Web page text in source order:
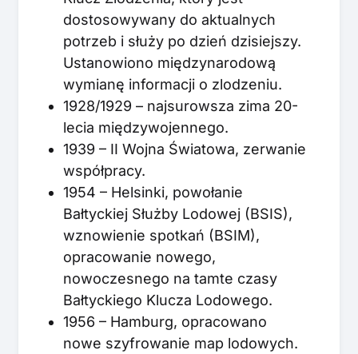
dostosowywany do aktualnych
potrzeb i służy po dzień dzisiejszy.
Ustanowiono międzynarodową
wymianę informacji o zlodzeniu.
1928/1929 – najsurowsza zima 20-
lecia międzywojennego.
1939 – II Wojna Światowa, zerwanie
współpracy.
1954 – Helsinki, powołanie
Bałtyckiej Służby Lodowej (BSIS),
wznowienie spotkań (BSIM),
opracowanie nowego,
nowoczesnego na tamte czasy
Bałtyckiego Klucza Lodowego.
1956 – Hamburg, opracowano
nowe szyfrowanie map lodowych.